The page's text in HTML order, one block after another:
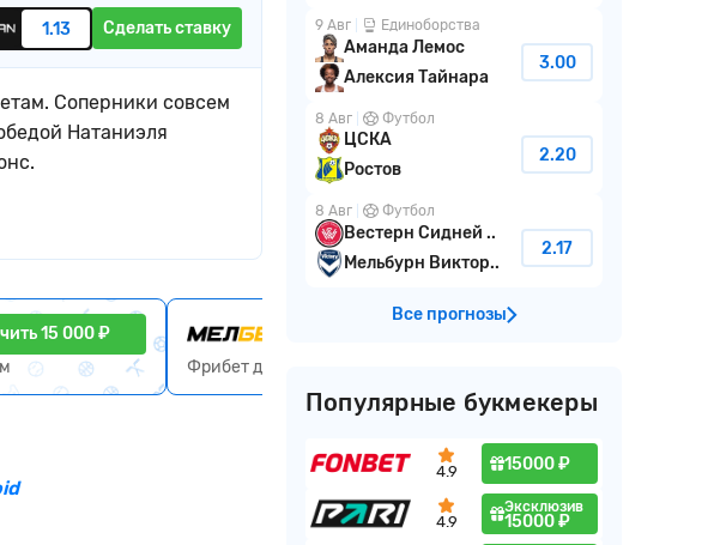
1.13 Сделать ставку
Соперники совсем
Натаниэля
15 000 ₽
Фрибет до 30000₽ код VSEPRO
9 Авг Единоборства
Аманда Лемос
Алексия Тайнара
3.00
8 Авг Футбол
ЦСКА
Ростов
2.20
8 Авг Футбол
Вестерн Сидней ..
Мельбурн Виктор..
2.17
Все прогнозы
Популярные букмекеры
4.9 15000 ₽
4.9
Эксклюзив
15000 ₽